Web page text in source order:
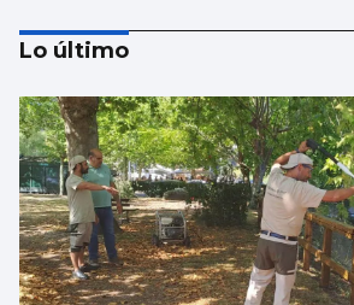
Alberto
Albariño, mar de vides
prodigios
Lo último